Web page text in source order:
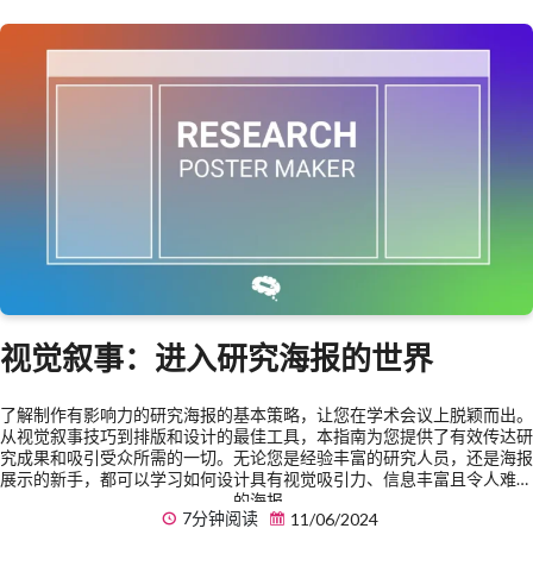
视觉叙事：进入研究海报的世界
了解制作有影响力的研究海报的基本策略，让您在学术会议上脱颖而出。
从视觉叙事技巧到排版和设计的最佳工具，本指南为您提供了有效传达研
究成果和吸引受众所需的一切。无论您是经验丰富的研究人员，还是海报
展示的新手，都可以学习如何设计具有视觉吸引力、信息丰富且令人难忘
的海报。
7分钟阅读
11/06/2024